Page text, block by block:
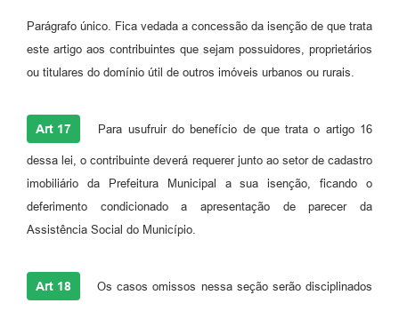
Parágrafo único. Fica vedada a concessão da isenção de que trata
este artigo aos contribuintes que sejam possuidores, proprietários
ou titulares do domínio útil de outros imóveis urbanos ou rurais.
Art 17 Para usufruir do benefício de que trata o artigo 16
dessa lei, o contribuinte deverá requerer junto ao setor de cadastro
imobiliário da Prefeitura Municipal a sua isenção, ficando o
deferimento condicionado a apresentação de parecer da
Assistência Social do Município.
Art 18 Os casos omissos nessa seção serão disciplinados